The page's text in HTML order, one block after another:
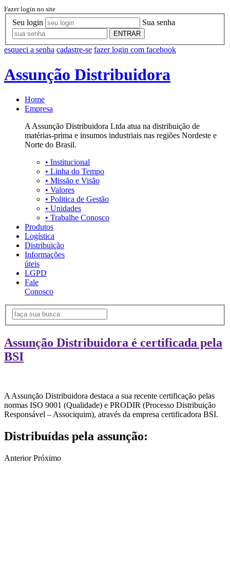
Fazer login no site
Seu login Sua senha
ENTRAR
esqueci a senha cadastre-se fazer login com facebook
Assunção Distribuidora
Home
Empresa
A Assunção Distribuidora Ltda atua na distribuição de
matérias-prima e insumos industriais nas regiões Nordeste e
Norte do Brasil.
• Institucional
• Linha do Tempo
• Missão e Visão
• Valores
• Politica de Gestão
• Unidades
• Trabalhe Conosco
Produtos
Logística
Distribuição
Informações
úteis
LGPD
Fale
Conosco
Assunção Distribuidora é certificada pela
BSI
A Assunção Distribuidora destaca a sua recente certificação pelas
normas ISO 9001 (Qualidade) e PRODIR (Processo Distribuição
Responsável – Associquim), através da empresa certificadora BSI.
Distribuídas pela assunção:
Anterior Próximo